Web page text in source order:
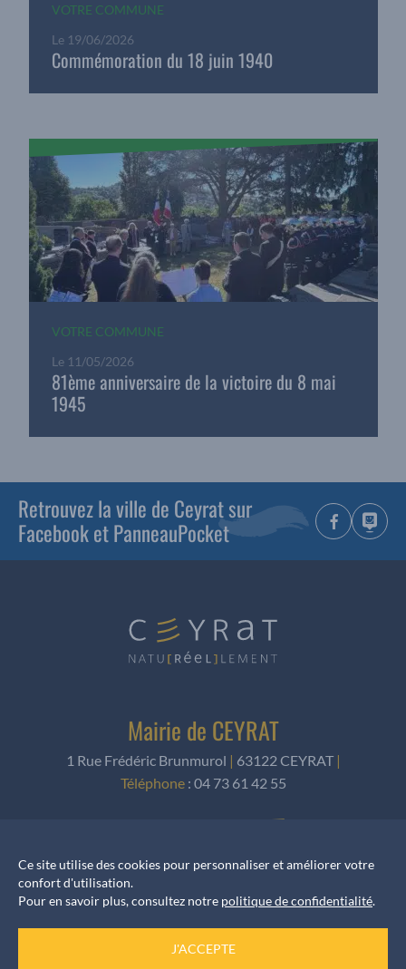
VOTRE COMMUNE
Le 19/06/2026
Commémoration du 18 juin 1940
VOTRE COMMUNE
Le 11/05/2026
81ème anniversaire de la victoire du 8 mai
1945
Retrouvez la ville de Ceyrat sur
Facebook et PanneauPocket
Mairie de CEYRAT
1 Rue Frédéric Brunmurol | 63122 CEYRAT |
Téléphone: 04 73 61 42 55
Horaires d’ouverture
Ce site utilise des cookies pour personnaliser et améliorer votre
confort d'utilisation.
Pour en savoir plus, consultez notre politique de confidentialité.
J'ACCEPTE